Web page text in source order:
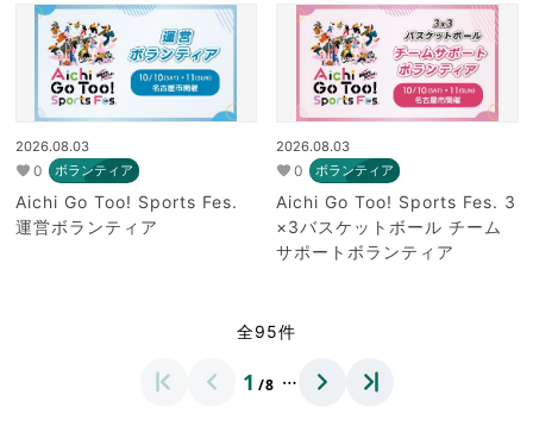
2026.08.03
0 ボランティア
Aichi Go Too! Sports Fes.
運営ボランティア
2026.08.03
0 ボランティア
Aichi Go Too! Sports Fes. 3
×3バスケットボール チーム
サポートボランティア
全95件
1 /8 …